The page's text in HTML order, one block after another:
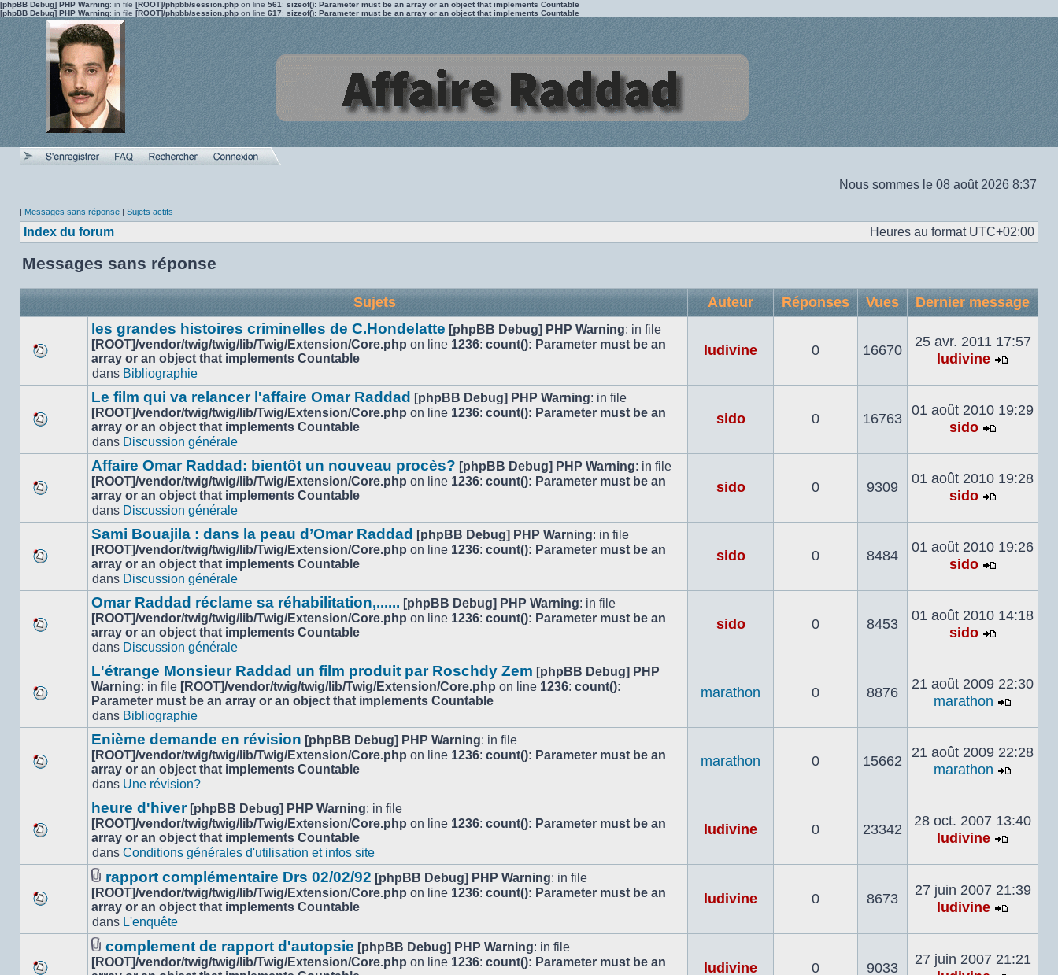
[phpBB Debug] PHP Warning: in file [ROOT]/phpbb/session.php on line 561 : sizeof(): Parameter must be an array or an object that implements Countable
[phpBB Debug] PHP Warning: in file [ROOT]/phpbb/session.php on line 617: sizeof(): Parameter must be an array or an object that implements Countable
Nous sommes le 08 août 2026 8:37
| Messages sans réponse | Sujets actifs
Index du forum Heures au format UTC+02:00
Messages sans réponse
Sujets Auteur Réponses Vues Dernier message
nouveau
message
les grandes histoires criminelles de C.Hondelatte [phpBB Debug] PHP Warning: in file
[ROOT]/vendor/twig/twig/lib/Twig/Extension/Core.php on line 1236: count(): Parameter must be an
array or an object that implements Countable
dans Bibliographie
ludivine 0 16670
25 avr. 2011 17:57
ludivine
le
dernier
nouveau
message
Le film qui va relancer l'affaire Omar Raddad [phpBB Debug] PHP Warning: in file
[ROOT]/vendor/twig/twig/lib/Twig/Extension/Core.php on line 1236: count(): Parameter must be an
array or an object that implements Countable
dans Discussion générale
sido 0 16763
01 août 2010 19:29
sido
le
dernier
nouveau
message
Affaire Omar Raddad: bientôt un nouveau procès? [phpBB Debug] PHP Warning: in file
[ROOT]/vendor/twig/twig/lib/Twig/Extension/Core.php on line 1236: count(): Parameter must be an
array or an object that implements Countable
dans Discussion générale
sido 0 9309
01 août 2010 19:28
sido
le
dernier
nouveau
message
Sami Bouajila : dans la peau d’Omar Raddad [phpBB Debug] PHP Warning: in file
[ROOT]/vendor/twig/twig/lib/Twig/Extension/Core.php on line 1236: count(): Parameter must be an
array or an object that implements Countable
dans Discussion générale
sido 0 8484
01 août 2010 19:26
sido
le
dernier
nouveau
message
Omar Raddad réclame sa réhabilitation,...... [phpBB Debug] PHP Warning: in file
[ROOT]/vendor/twig/twig/lib/Twig/Extension/Core.php on line 1236: count(): Parameter must be an
array or an object that implements Countable
dans Discussion générale
sido 0 8453
01 août 2010 14:18
sido
le
dernier
message
nouveau
message
L'étrange Monsieur Raddad un film produit par Roschdy Zem [phpBB Debug] PHP
Warning: in file [ROOT]/vendor/twig/twig/lib/Twig/Extension/Core.php on line 1236: count():
Parameter must be an array or an object that implements Countable
dans Bibliographie
marathon 0 8876
21 août 2009 22:30
marathon
le
dernier
nouveau
message
Enième demande en révision [phpBB Debug] PHP Warning: in file
[ROOT]/vendor/twig/twig/lib/Twig/Extension/Core.php on line 1236: count(): Parameter must be an
array or an object that implements Countable
dans Une révision?
marathon 0 15662
21 août 2009 22:28
marathon
le
dernier
nouveau
message
heure d'hiver [phpBB Debug] PHP Warning: in file
[ROOT]/vendor/twig/twig/lib/Twig/Extension/Core.php on line 1236: count(): Parameter must be an
array or an object that implements Countable
dans Conditions générales d'utilisation et infos site
ludivine 0 23342
28 oct. 2007 13:40
ludivine
le
dernier
nouveau
message
Fichier(s)
joint(s)
rapport complémentaire Drs 02/02/92 [phpBB Debug] PHP Warning: in file
[ROOT]/vendor/twig/twig/lib/Twig/Extension/Core.php on line 1236: count(): Parameter must be an
array or an object that implements Countable
dans L'enquête
ludivine 0 8673
27 juin 2007 21:39
ludivine
le
dernier
Fichier(s)
joint(s)
complement de rapport d'autopsie [phpBB Debug] PHP Warning: in file
[ROOT]/vendor/twig/twig/lib/Twig/Extension/Core.php on line 1236: count(): Parameter must be an
ludivine 0 9033
27 juin 2007 21:21